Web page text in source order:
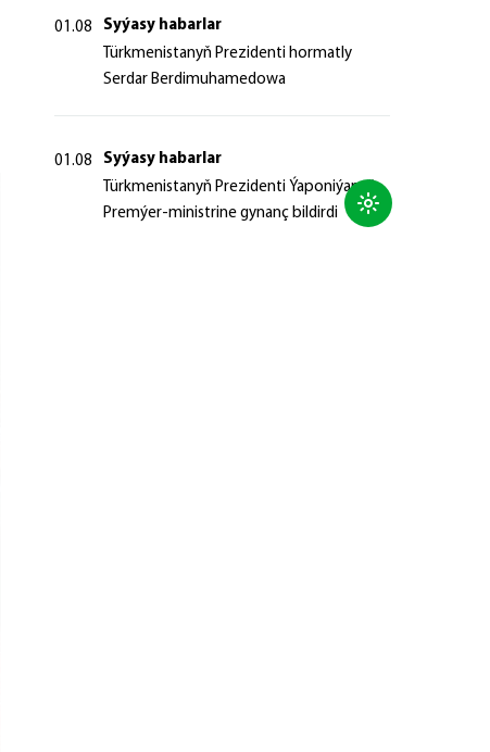
01.08
Syýasy habarlar
Türkmenistanyň Prezidenti hormatly
Serdar Berdimuhamedowa
01.08
Syýasy habarlar
Türkmenistanyň Prezidenti Ýaponiýanyň
Premýer-ministrine gynanç bildirdi